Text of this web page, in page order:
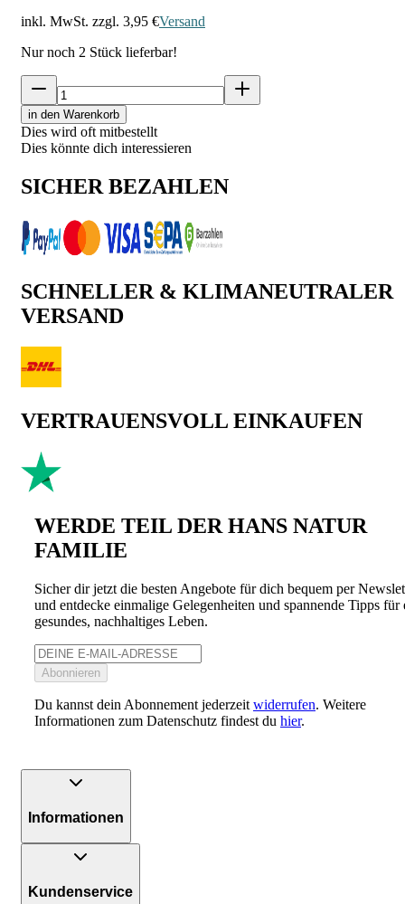
inkl. MwSt. zzgl. 3,95 €Versand
Nur noch 2 Stück lieferbar!
in den Warenkorb
Dies wird oft mitbestellt
Dies könnte dich interessieren
SICHER BEZAHLEN
SCHNELLER & KLIMANEUTRALER
VERSAND
VERTRAUENSVOLL EINKAUFEN
WERDE TEIL DER HANS NATUR
FAMILIE
Sicher dir jetzt die besten Angebote für dich bequem per
und entdecke einmalige Gelegenheiten und spannende Tipps für
gesundes, nachhaltiges Leben.
Abonnieren
Du kannst dein Abonnement jederzeit widerrufen. Weitere
Informationen zum Datenschutz findest du hier.
Informationen
Kundenservice